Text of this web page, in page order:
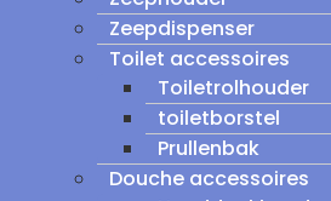
Zeepdispenser
Toilet accessoires
Toiletrolhouder
toiletborstel
Prullenbak
Douche accessoires